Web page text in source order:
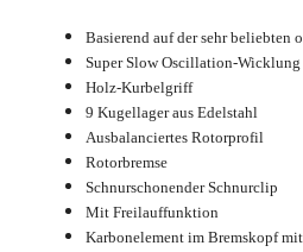
Basierend auf der sehr beliebten
Super Slow Oscillation-Wicklung
Holz-Kurbelgriff
9 Kugellager aus Edelstahl
Ausbalanciertes Rotorprofil
Rotorbremse
Schnurschonender Schnurclip
Mit Freilauffunktion
Karbonelement im Bremskopf